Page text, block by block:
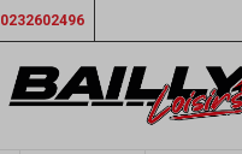
0232602496